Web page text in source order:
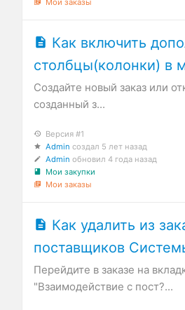
Как включить
столбцы(колонки) в
Создайте новый заказ или
созданный з...
Версия #1
Admin создал 5 лет назад
Admin обновил 4 года назад
Мои закупки
Мои заказы
Как удалить из
поставщиков
Перейдите в заказе на
"Взаимодействие с пост?...